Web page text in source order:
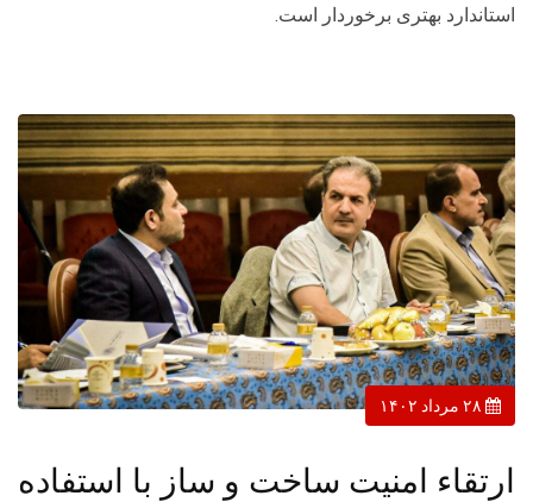
استاندارد بهتری برخوردار است.
ارتقاء امنیت ساخت و ساز با استفاده